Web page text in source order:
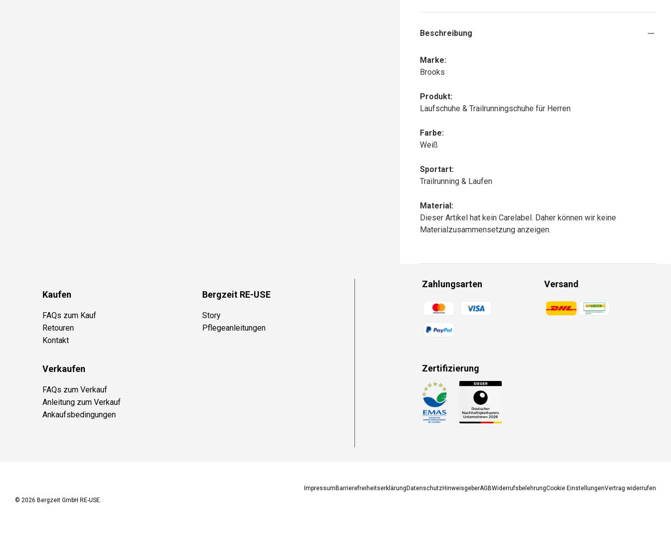
Beschreibung
Marke:
Brooks
Produkt:
Laufschuhe & Trailrunningschuhe für Herren
Farbe:
Weiß
Sportart:
Trailrunning & Laufen
Material:
Dieser Artikel hat kein Carelabel. Daher können wir keine
Materialzusammensetzung anzeigen.
Kaufen
FAQs zum Kauf
Retouren
Kontakt
Bergzeit RE-USE
Story
Pflegeanleitungen
Verkaufen
FAQs zum Verkauf
Anleitung zum Verkauf
Ankaufsbedingungen
Zahlungsarten
Zahlungsmethoden
Versand
Zahlungsmethoden
Zertifizierung
Zahlungsmethoden
Impressum Barrierefreiheitserklärung DatenschutzHinweisgeberAGBWiderrufsbelehrungCookie EinstellungenVertrag widerrufen
© 2026 Bergzeit GmbH RE-USE.